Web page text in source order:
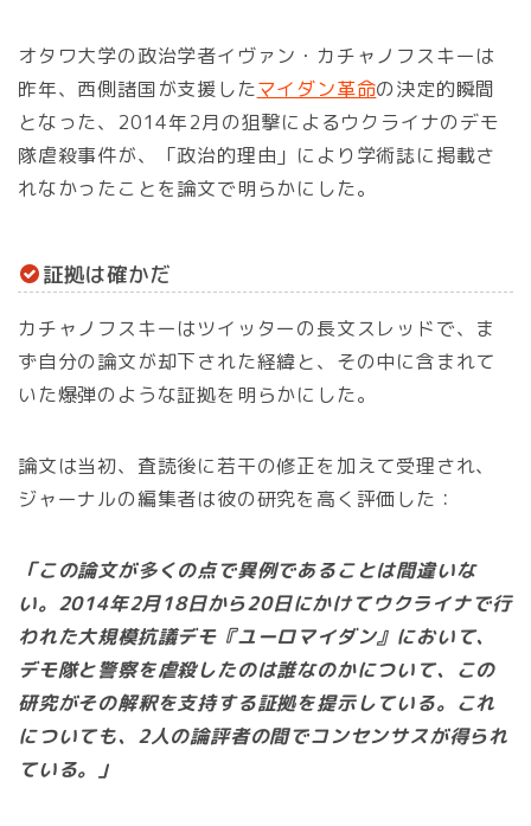
オタワ大学の政治学者イヴァン・カチャノフスキーは
昨年、西側諸国が支援したマイダン革命の決定的瞬間
となった、2014年2月の狙撃によるウクライナのデモ
隊虐殺事件が、「政治的理由」により学術誌に掲載さ
れなかったことを論文で明らかにした。
証拠は確かだ
カチャノフスキーはツイッターの長文スレッドで、ま
ず自分の論文が却下された経緯と、その中に含まれて
いた爆弾のような証拠を明らかにした。
論文は当初、査読後に若干の修正を加えて受理され、
ジャーナルの編集者は彼の研究を高く評価した：
「この論文が多くの点で異例であることは間違いな
い。2014年2月18日から20日にかけてウクライナで行
われた大規模抗議デモ『ユーロマイダン』において、
デモ隊と警察を虐殺したのは誰なのかについて、この
研究がその解釈を支持する証拠を提示している。これ
についても、2人の論評者の間でコンセンサスが得られ
ている。」